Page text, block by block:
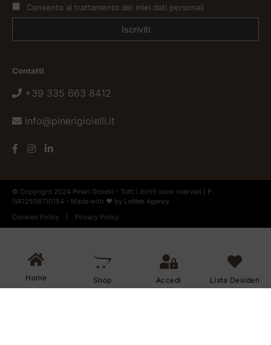
Consento al trattamento dei miei dati personali
Contatti
+39 335 663 8412
info@pinerigioielli.it
© Copyright 2024 Pineri Gioielli - Tutti i diritti sono riservati | P.
IVA12508710154 - Made with ♥ by LoWeb Agency
Cookies Policy
Privacy Policy
Home Shop Accedi Lista Desideri